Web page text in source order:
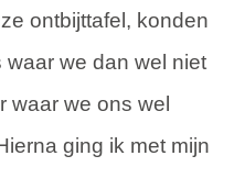
ontbijttafel, konden
we dan wel niet
waar we ons wel
ging ik met mijn